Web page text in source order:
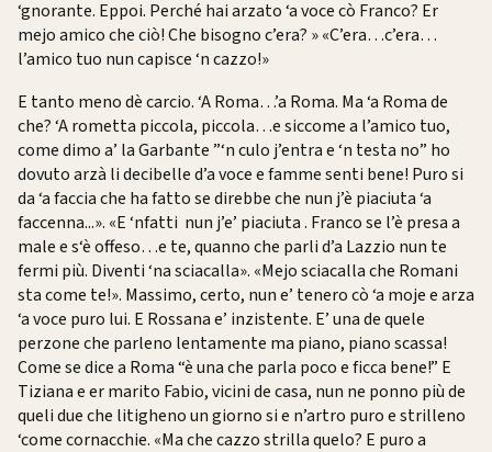
‘gnorante. Eppoi. Perché hai arzato ‘a voce cò Franco? Er
mejo amico che ciò! Che bisogno c’era? » «C’era…c’era…
l’amico tuo nun capisce ‘n cazzo!»
E tanto meno dè carcio. ‘A Roma…’a Roma. Ma ‘a Roma de
che? ‘A rometta piccola, piccola…e siccome a l’amico tuo,
come dimo a’ la Garbante ”‘n culo j’entra e ‘n testa no” ho
dovuto arzà li decibelle d’a voce e famme senti bene! Puro si
da ‘a faccia che ha fatto se direbbe che nun j’è piaciuta ‘a
faccenna...». «E ‘nfatti nun j’e’ piaciuta . Franco se l’è presa a
male e s‘è offeso…e te, quanno che parli d’a Lazzio nun te
fermi più. Diventi ‘na sciacalla». «Mejo sciacalla che Romani
sta come te!». Massimo, certo, nun e’ tenero cò ‘a moje e arza
‘a voce puro lui. E Rossana e’ inzistente. E’ una de quele
perzone che parleno lentamente ma piano, piano scassa!
Come se dice a Roma “è una che parla poco e ficca bene!” E
Tiziana e er marito Fabio, vicini de casa, nun ne ponno più de
queli due che litigheno un giorno si e n’artro puro e strilleno
‘come cornacchie. «Ma che cazzo strilla quelo? E puro a